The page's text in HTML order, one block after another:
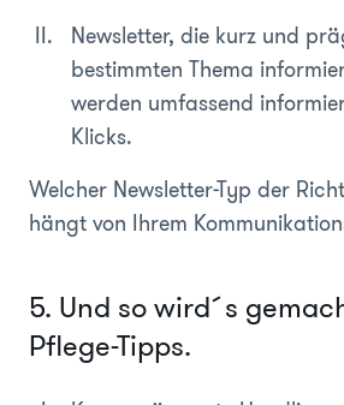
Newsletter, die kurz und
bestimmten Thema
werden umfassend
Klicks.
Welcher Newsletter-Typ der
hängt von Ihrem
5. Und so wird´s
Pflege-Tipps.